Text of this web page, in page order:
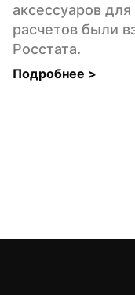
аксессуаров
расчетов были
Росстата.
Подробнее >